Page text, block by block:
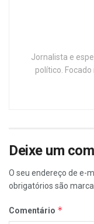
Jornalista e
político.
Deixe um
O seu endereço de e-
obrigatórios são
Comentário *